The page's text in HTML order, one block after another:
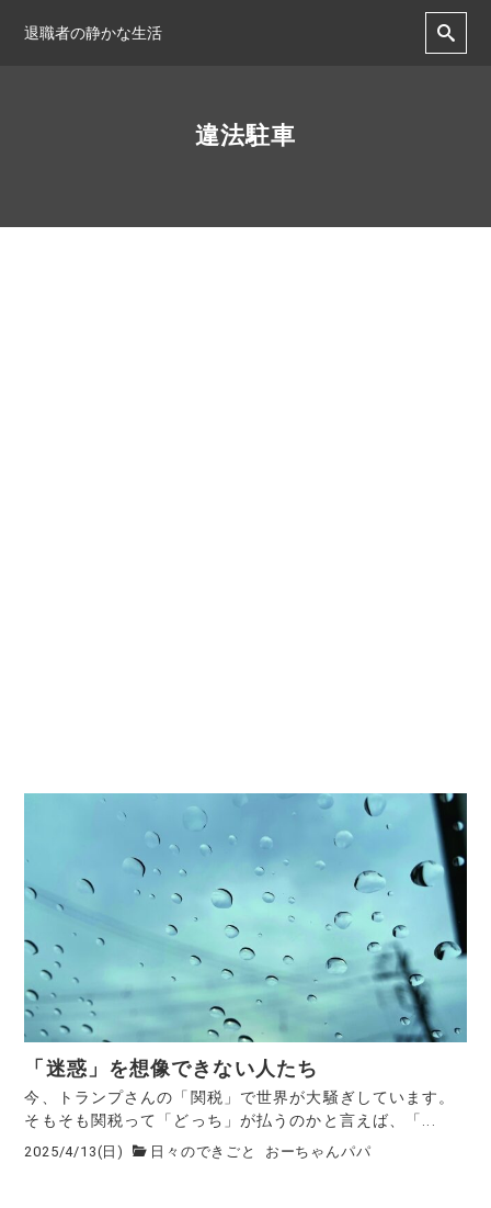
退職者の静かな生活
違法駐車
「迷惑」を想像できない人たち
今、トランプさんの「関税」で世界が大騒ぎしています。
そもそも関税って「どっち」が払うのかと言えば、「...
2025/4/13(日) 日々のできごと おーちゃんパパ